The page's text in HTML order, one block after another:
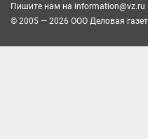
Пишите нам на information@vz.ru
© 2005 — 2026 ООО Деловая